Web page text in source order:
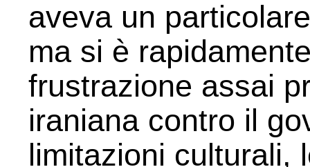
aveva un
ma si è
frustrazione assai
iraniana contro il
limitazioni culturali,